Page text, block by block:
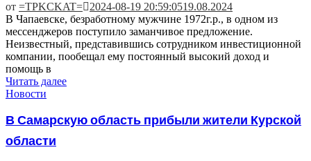
от =TPKCKAT= 2024-08-19 20:59:0519.08.2024
В Чапаевске, безработному мужчине 1972г.р., в одном из
мессенджеров поступило заманчивое предложение.
Неизвестный, представившись сотрудником инвестиционной
компании, пообещал ему постоянный высокий доход и
помощь в
Читать далее
Новости
В Самарскую область прибыли жители Курской
области